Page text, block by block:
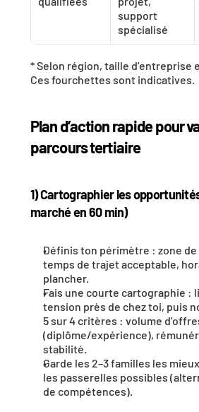
support
spécialisé
* Selon région, taille d’entreprise
Ces fourchettes sont indicatives.
Plan d’action rapide pour
parcours tertiaire
1) Cartographier les
marché en 60 min)
Définis ton périmètre : zone
temps de trajet acceptable,
plancher.
Fais une courte cartographie :
tension près de chez toi, puis
5 sur 4 critères : volume
(diplôme/expérience),
stabilité.
Garde les 2–3 familles les
les passerelles possibles
de compétences).